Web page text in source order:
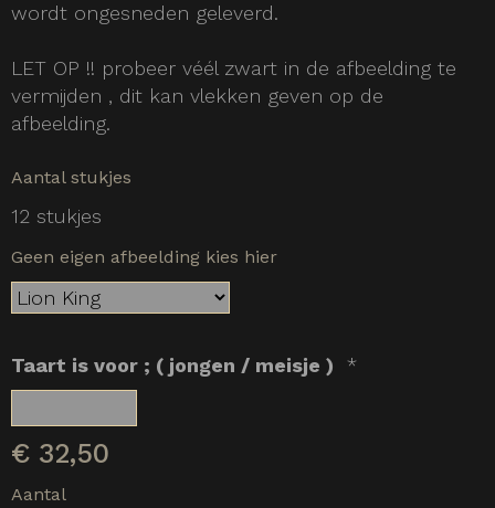
wordt ongesneden geleverd.
LET OP !! probeer véél zwart in de afbeelding te
vermijden , dit kan vlekken geven op de
afbeelding.
Aantal stukjes
12 stukjes
Geen eigen afbeelding kies hier
Taart is voor ; ( jongen / meisje ) *
€ 32,50
Aantal